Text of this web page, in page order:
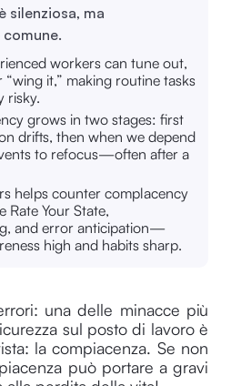
silenziosa, ma
workers can tune out,
“wing it,” making routine tasks
risky.
grows in two stages: first
drifts, then when we depend
to refocus—often after a
helps counter complacency
Rate Your State,
and error anticipation—
high and habits sharp.
una delle minacce più
sul posto di lavoro è
la compiacenza. Se non
può portare a gravi